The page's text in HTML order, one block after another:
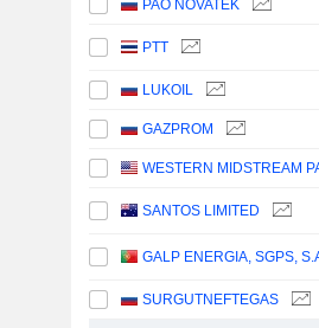
PAO NOVATEK
PTT
LUKOIL
GAZPROM
SANTOS LIMITED
GALP ENERGIA, SGPS,
SURGUTNEFTEGAS